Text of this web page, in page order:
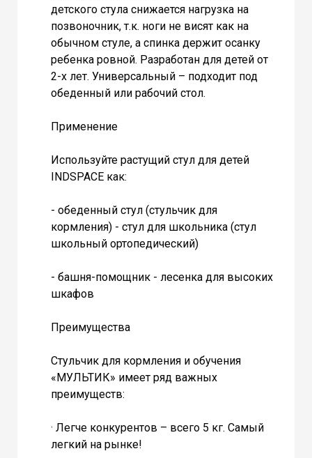
детского стула снижается нагрузка на
позвоночник, т.к. ноги не висят как на
обычном стуле, а спинка держит осанку
ребенка ровной. Разработан для детей от
2-х лет. Универсальный – подходит под
обеденный или рабочий стол.
Применение
Используйте растущий стул для детей
INDSPACE как:
- обеденный стул (стульчик для
кормления) - стул для школьника (стул
школьный ортопедический)
- башня-помощник - лесенка для высоких
шкафов
Преимущества
Стульчик для кормления и обучения
«МУЛЬТИК» имеет ряд важных
преимуществ:
· Легче конкурентов – всего 5 кг. Самый
легкий на рынке!